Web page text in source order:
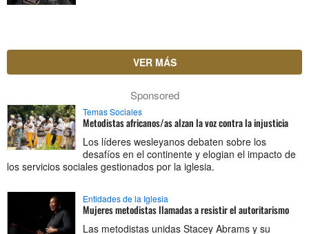
VER MÁS
Sponsored
Temas Sociales
Metodistas africanos/as alzan la voz contra la injusticia
Los líderes wesleyanos debaten sobre los
desafíos en el continente y elogian el impacto de
los servicios sociales gestionados por la iglesia.
Entidades de la Iglesia
Mujeres metodistas llamadas a resistir el autoritarismo
Las metodistas unidas Stacey Abrams y su